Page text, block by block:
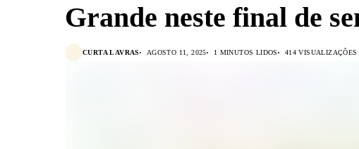
Grande neste final de
CURTA LAVRAS AGOSTO 11, 2025 1 MINUTOS LIDOS 414 VISUALIZAÇÕES